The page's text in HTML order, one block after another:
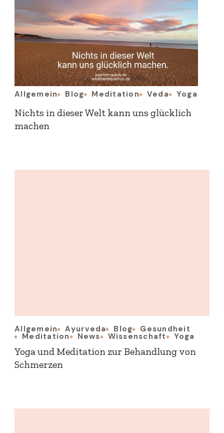
Allgemein Blog Meditation Veda Yoga
Nichts in dieser Welt kann uns glücklich
machen
Allgemein Ayurveda Blog Gesundheit
Meditation News Wissenschaft Yoga
Yoga und Meditation zur Behandlung von
Schmerzen